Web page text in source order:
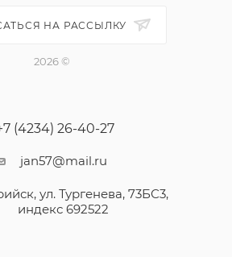
НА РАССЫЛКУ
2026 ©
(4234) 26-40-27
jan57@mail.ru
ул. Тургенева, 73БС3,
индекс 692522